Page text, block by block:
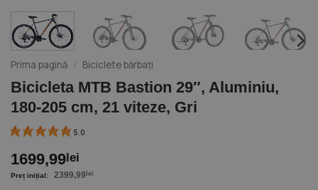
Prima pagină / Biciclete bărbați
Bicicleta MTB Bastion 29″, Aluminiu,
180-205 cm, 21 viteze, Gri
5.0
1699,99lei
2399,99 lei